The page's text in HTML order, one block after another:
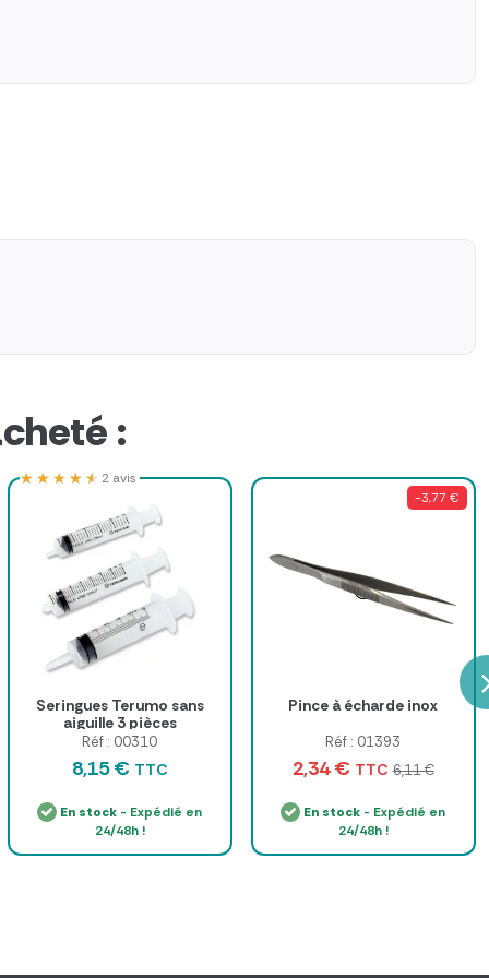
:
Seringues Terumo sans
aiguille 3 pièces
Réf : 00310
★★★★★
★★★★★ 2 avis
8,15 € TTC
En stock - Expédié en
24/48h !
-3,77 €
Pince à écharde inox
Réf : 01393
2,34 € TTC 6,11 €
En stock - Expédié en
24/48h !